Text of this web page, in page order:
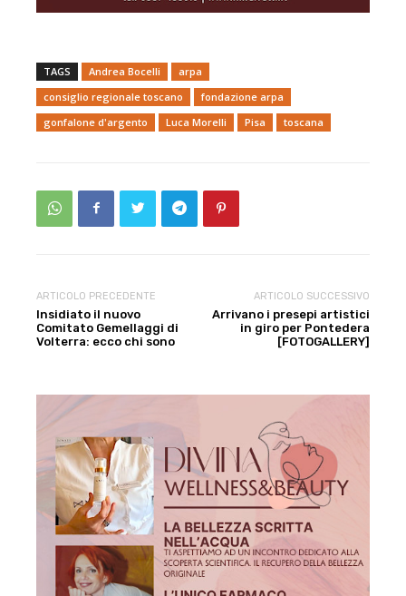
TAGS Andrea Bocelli
arpa
consiglio regionale toscano
fondazione arpa
gonfalone d'argento
Luca Morelli Pisa toscana
ARTICOLO PRECEDENTE
Insidiato il nuovo
Comitato Gemellaggi di
Volterra: ecco chi sono
ARTICOLO SUCCESSIVO
Arrivano i presepi artistici
in giro per Pontedera
[FOTOGALLERY]